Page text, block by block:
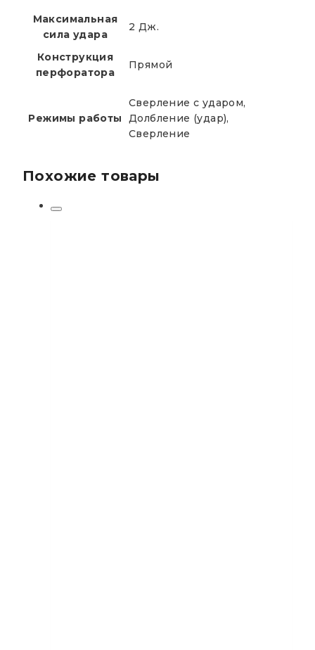
Максимальная
сила удара
2 Дж.
Конструкция
перфоратора
Прямой
Режимы работы
Сверление с ударом,
Долбление (удар),
Сверление
Похожие товары